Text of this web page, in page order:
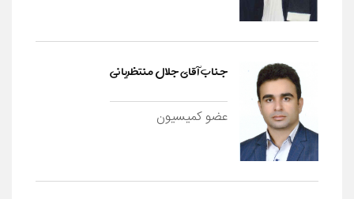
جناب آقای جلال منتظریانی
عضو کمیسیون